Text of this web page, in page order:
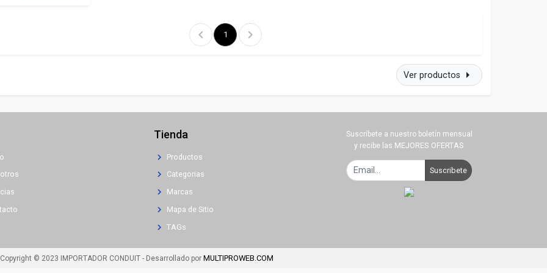
chevron_left 1 chevron_right
Ver productos arrow_right
Tienda
chevron_right Productos
chevron_right Categorias
chevron_right Marcas
chevron_right Mapa de Sitio
chevron_right TAGs
Suscríbete a nuestro boletín mensual
y recibe las MEJORES OFERTAS
Suscribete
Copyright © 2023 IMPORTADOR CONDUIT - Desarrollado por MULTIPROWEB.COM